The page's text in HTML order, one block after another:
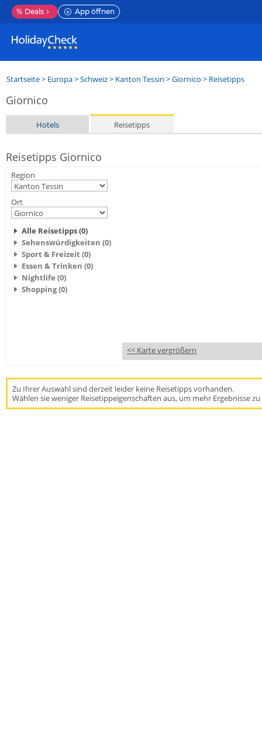
% Deals App öffnen
Startseite> Europa>Schweiz> Kanton Tessin >Giornico > Reisetipps
Giornico
Hotels Reisetipps
Reisetipps Giornico
Region
Ort
Alle Reisetipps (0)
Sehenswürdigkeiten (0)
Sport & Freizeit (0)
Essen & Trinken (0)
Nightlife (0)
Shopping (0)
<< Karte vergrößern
Zu Ihrer Auswahl sind derzeit leider keine Reisetipps vorhanden.
Wählen sie weniger Reisetippeigenschaften aus, um mehr Ergebnisse